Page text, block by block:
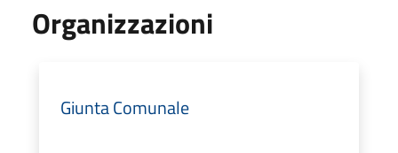
Organizzazioni
Giunta Comunale